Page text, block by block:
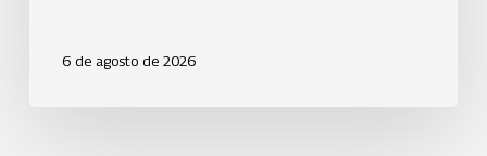
6 de agosto de 2026